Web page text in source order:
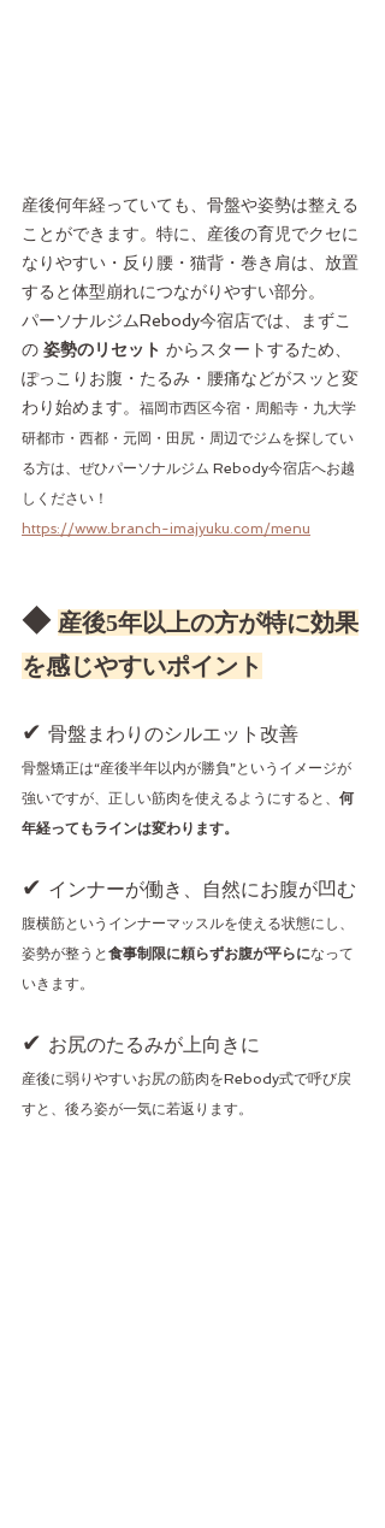
産後何年経っていても、骨盤や姿勢は整える
ことができます。特に、産後の育児でクセに
なりやすい・反り腰・猫背・巻き肩は、放置
すると体型崩れにつながりやすい部分。
パーソナルジムRebody今宿店では、まずこ
の 姿勢のリセット からスタートするため、
ぽっこりお腹・たるみ・腰痛などがスッと変
わり始めます。 福岡市西区今宿・周船寺・九大学
研都市・西都・元岡・田尻・周辺でジムを探してい
る方は、ぜひパーソナルジム Rebody今宿店へお越
しください！
https://www.branch-imajyuku.com/menu
◆ 産後5年以上の方が特に効果
を感じやすいポイント
✔ 骨盤まわりのシルエット改善
骨盤矯正は“産後半年以内が勝負”というイメージが
強いですが、正しい筋肉を使えるようにすると、 何
年経ってもラインは変わります。
✔ インナーが働き、自然にお腹が凹む
腹横筋というインナーマッスルを使える状態にし、
姿勢が整うと 食事制限に頼らずお腹が平らになって
いきます。
✔ お尻のたるみが上向きに
産後に弱りやすいお尻の筋肉をRebody式で呼び戻
すと、後ろ姿が一気に若返ります。